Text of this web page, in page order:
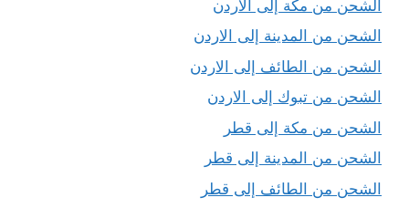
الشحن من مكة إلى الاردن
الشحن من المدينة إلى الاردن
الشحن من الطائف إلى الاردن
الشحن من تبوك إلى الاردن
الشحن من مكة إلى قطر
الشحن من المدينة إلى قطر
الشحن من الطائف إلى قطر